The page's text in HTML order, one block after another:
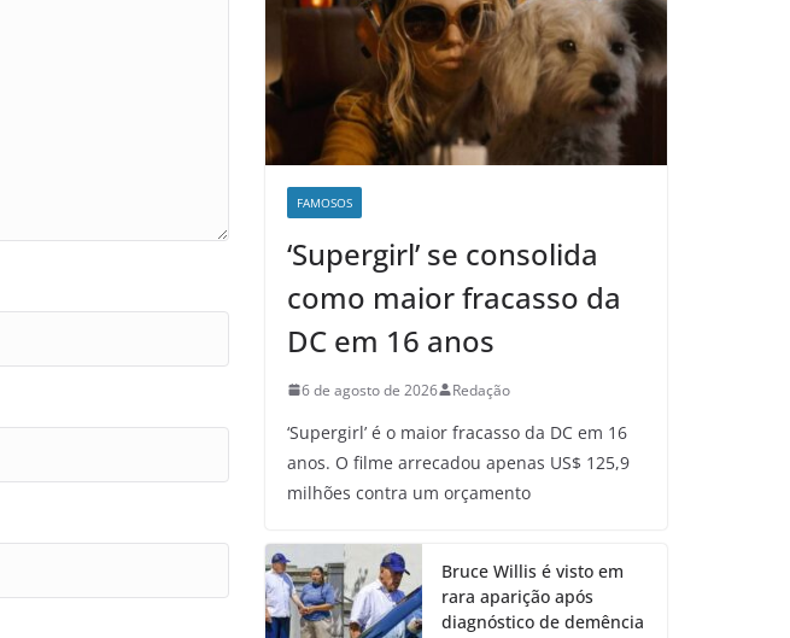
FAMOSOS
‘Supergirl’ se consolida
como maior fracasso da
DC em 16 anos
6 de agosto de 2026 Redação
‘Supergirl’ é o maior fracasso da DC em 16
anos. O filme arrecadou apenas US$ 125,9
milhões contra um orçamento
Bruce Willis é visto em
rara aparição após
diagnóstico de demência